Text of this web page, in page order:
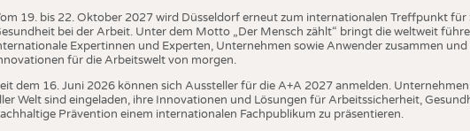
19. bis 22. Oktober 2027 wird Düsseldorf erneut zum internationalen Treffpunkt für
bei der Arbeit. Unter dem Motto „Der Mensch zählt“ bringt die weltweit
Expertinnen und Experten, Unternehmen sowie Anwender zusammen
für die Arbeitswelt von morgen.
dem 16. Juni 2026 können sich Aussteller für die A+A 2027 anmelden.
Welt sind eingeladen, ihre Innovationen und Lösungen für Arbeitssicherheit,
Prävention einem internationalen Fachpublikum zu präsentieren.